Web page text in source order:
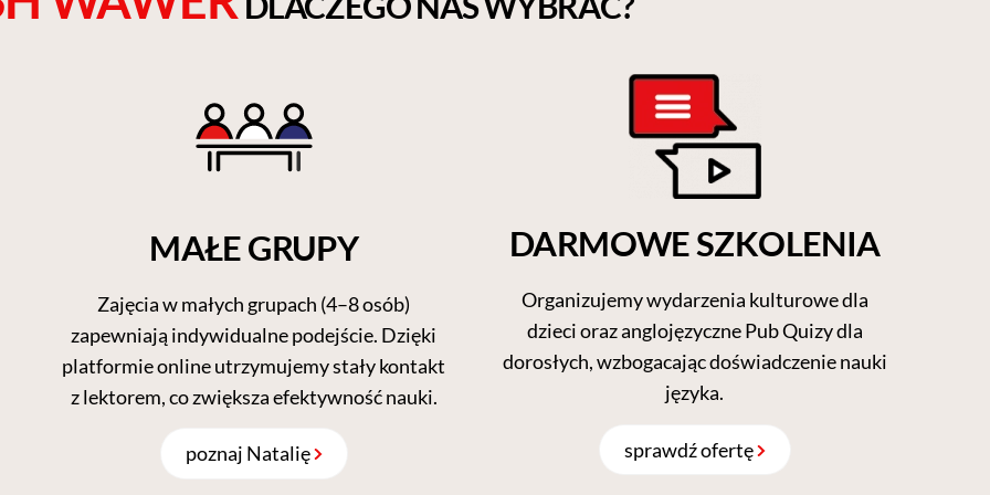
MAŁE GRUPY
Zajęcia w małych grupach (4–8 osób)
zapewniają indywidualne podejście. Dzięki
platformie online utrzymujemy stały kontakt
z lektorem, co zwiększa efektywność nauki.
poznaj Natalię
DARMOWE SZKOLENIA
Organizujemy wydarzenia kulturowe dla
dzieci oraz anglojęzyczne Pub Quizy dla
dorosłych, wzbogacając doświadczenie nauki
języka.
sprawdź ofertę